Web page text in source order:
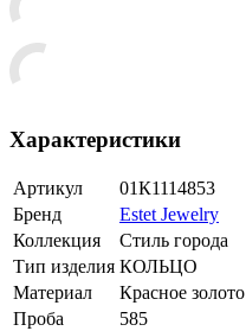
Характеристики
Артикул
01К1114853
Бренд
Estet Jewelry
Коллекция
Стиль города
Тип изделия КОЛЬЦО
Материал
Красное золото
Проба
585